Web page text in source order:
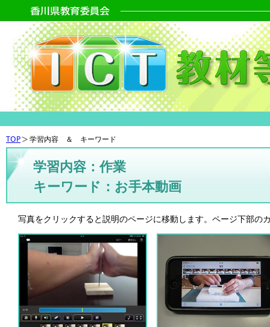
TOP 学習内容 ＆ キーワード
学習内容：作業
キーワード：お手本動画
写真をクリックすると説明のページに移動します。ページ下部